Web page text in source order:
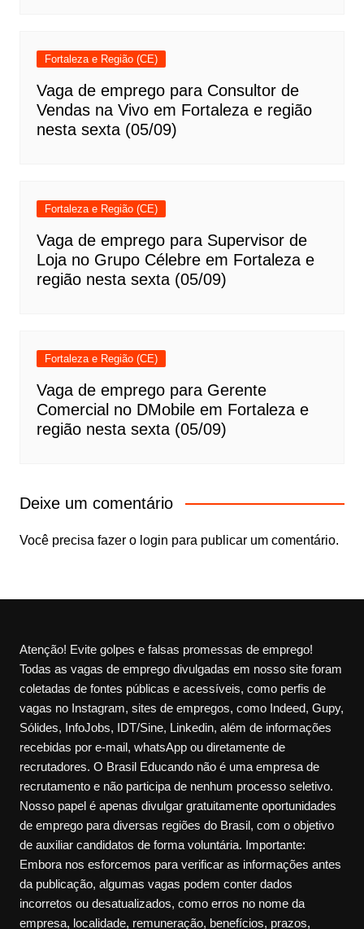
Fortaleza e Região (CE)
Vaga de emprego para Consultor de
Vendas na Vivo em Fortaleza e região
nesta sexta (05/09)
Fortaleza e Região (CE)
Vaga de emprego para Supervisor de
Loja no Grupo Célebre em Fortaleza e
região nesta sexta (05/09)
Fortaleza e Região (CE)
Vaga de emprego para Gerente
Comercial no DMobile em Fortaleza e
região nesta sexta (05/09)
Deixe um comentário
Você precisa fazer o login para publicar um comentário.
Atenção! Evite golpes e falsas promessas de emprego!
Todas as vagas de emprego divulgadas em nosso site foram
coletadas de fontes públicas e acessíveis, como perfis de
vagas no Instagram, sites de empregos, como Indeed, Gupy,
Sólides, InfoJobs, IDT/Sine, Linkedin, além de informações
recebidas por e-mail, whatsApp ou diretamente de
recrutadores. O Brasil Educando não é uma empresa de
recrutamento e não participa de nenhum processo seletivo.
Nosso papel é apenas divulgar gratuitamente oportunidades
de emprego para diversas regiões do Brasil, com o objetivo
de auxiliar candidatos de forma voluntária. Importante:
Embora nos esforcemos para verificar as informações antes
da publicação, algumas vagas podem conter dados
incorretos ou desatualizados, como erros no nome da
empresa, localidade, remuneração, benefícios, prazos,